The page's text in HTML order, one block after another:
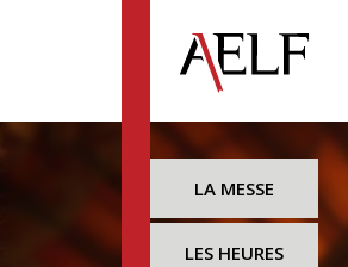
LA MESSE
LES HEURES